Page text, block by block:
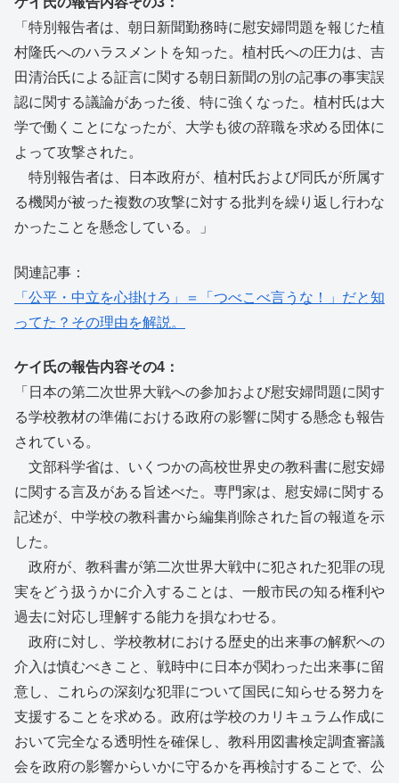
「特別報告者は、朝日新聞勤務時に慰安婦問題を報じた植
村隆氏へのハラスメントを知った。植村氏への圧力は、吉
田清治氏による証言に関する朝日新聞の別の記事の事実誤
認に関する議論があった後、特に強くなった。植村氏は大
学で働くことになったが、大学も彼の辞職を求める団体に
よって攻撃された。
特別報告者は、日本政府が、植村氏および同氏が所属す
る機関が被った複数の攻撃に対する批判を繰り返し行わな
かったことを懸念している。」
関連記事：
「公平・中立を心掛けろ」＝「つべこべ言うな！」だと知
ってた？その理由を解説。
ケイ氏の報告内容その4：
「日本の第二次世界大戦への参加および慰安婦問題に関す
る学校教材の準備における政府の影響に関する懸念も報告
されている。
文部科学省は、いくつかの高校世界史の教科書に慰安婦
に関する言及がある旨述べた。専門家は、慰安婦に関する
記述が、中学校の教科書から編集削除された旨の報道を示
した。
政府が、教科書が第二次世界大戦中に犯された犯罪の現
実をどう扱うかに介入することは、一般市民の知る権利や
過去に対応し理解する能力を損なわせる。
政府に対し、学校教材における歴史的出来事の解釈への
介入は慎むべきこと、戦時中に日本が関わった出来事に留
意し、これらの深刻な犯罪について国民に知らせる努力を
支援することを求める。政府は学校のカリキュラム作成に
おいて完全なる透明性を確保し、教科用図書検定調査審議
会を政府の影響からいかに守るかを再検討することで、公